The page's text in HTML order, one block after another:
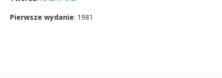
Pierwsze wydanie: 1981